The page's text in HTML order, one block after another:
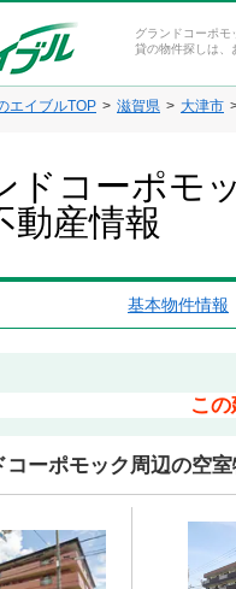
グランドコーポ
貸の物件探しは、
エイブルTOP 滋賀県 大津市
ドコーポモ
動産情報
基本物件情報
こ
コーポモック周辺の空